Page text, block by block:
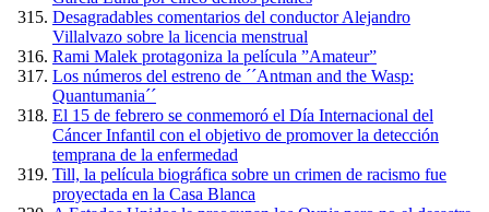
Desagradables comentarios del conductor Alejandro
Villalvazo sobre la licencia menstrual
Rami Malek protagoniza la película ”Amateur”
Los números del estreno de ´´Antman and the Wasp:
Quantumania´´
El 15 de febrero se conmemoró el Día Internacional del
Cáncer Infantil con el objetivo de promover la detección
temprana de la enfermedad
Till, la película biográfica sobre un crimen de racismo fue
proyectada en la Casa Blanca